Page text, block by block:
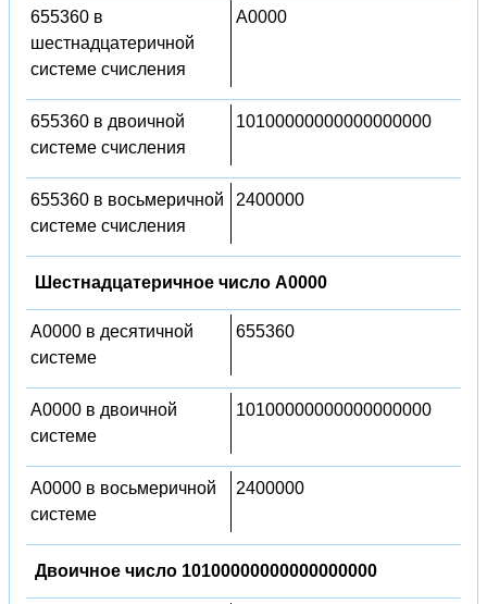
655360 в
шестнадцатеричной
системе счисления
A0000
655360 в двоичной
системе счисления
10100000000000000000
655360 в восьмеричной
системе счисления
2400000
Шестнадцатеричное число A0000
A0000 в десятичной
системе
655360
A0000 в двоичной
системе
10100000000000000000
A0000 в восьмеричной
системе
2400000
Двоичное число 10100000000000000000